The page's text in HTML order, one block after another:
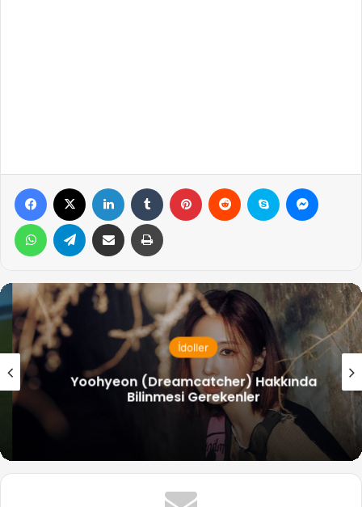
Facebook LinkedIn Tumblr Pinterest Reddit Skype
WhatsAppTelegram Email ile gönder Yazdır
İdoller
Yoohyeon (Dreamcatcher) Hakkında
Bilinmesi Gerekenler